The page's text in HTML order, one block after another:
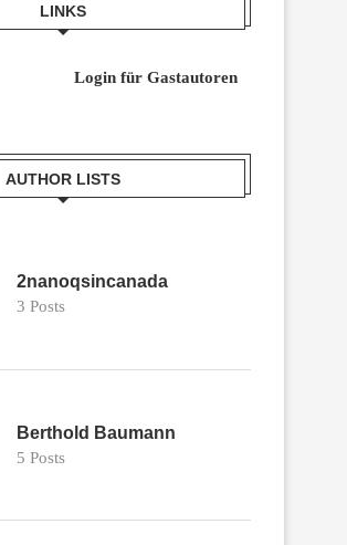
LINKS
Login für Gastautoren
AUTHOR LISTS
2nanoqsincanada
3 Posts
Berthold Baumann
5 Posts